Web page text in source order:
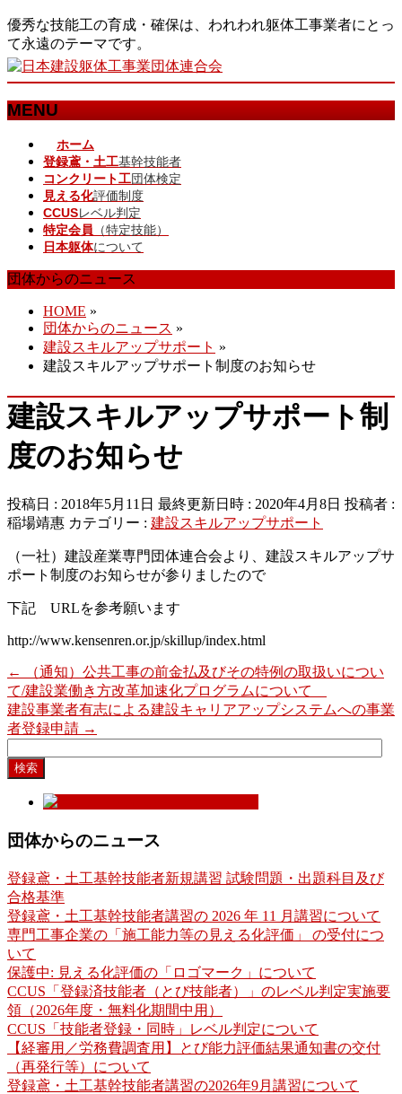
優秀な技能工の育成・確保は、われわれ躯体工事業者にとっ
て永遠のテーマです。
MENU
す
ホーム
登録鳶・土工基幹技能者
コンクリート工団体検定
見える化評価制度
CCUSレベル判定
特定会員 （特定技能）
日本躯体について
団体からのニュース
HOME »
団体からのニュース »
建設スキルアップサポート »
建設スキルアップサポート制度のお知らせ
建設スキルアップサポート制
度のお知らせ
投稿日 : 2018年5月11日 最終更新日時 : 2020年4月8日 投稿者 :
稲場靖惠 カテゴリー : 建設スキルアップサポート
（一社）建設産業専門団体連合会より、建設スキルアップサ
ポート制度のお知らせが参りましたので
下記 URLを参考願います
http://www.kensenren.or.jp/skillup/index.html
←
（通知）公共工事の前金払及びその特例の取扱いについ
て/建設業働き方改革加速化プログラムについて
建設事業者有志による建設キャリアアップシステムへの事業
者登録申請 →
索:
団体からのニュース
登録鳶・土工基幹技能者新規講習 試験問題・出題科目及び
合格基準
登録鳶・土工基幹技能者講習の 2026 年 11 月講習について
専門工事企業の「施工能力等の見える化評価」 の受付につ
いて
保護中: 見える化評価の「ロゴマーク」について
CCUS「登録済技能者（とび技能者）」のレベル判定実施要
領（2026年度・無料化期間中用）
CCUS「技能者登録・同時」レベル判定について
【経審用／労務費調査用】とび能力評価結果通知書の交付
（再発行等）について
登録鳶・土工基幹技能者講習の2026年9月講習について